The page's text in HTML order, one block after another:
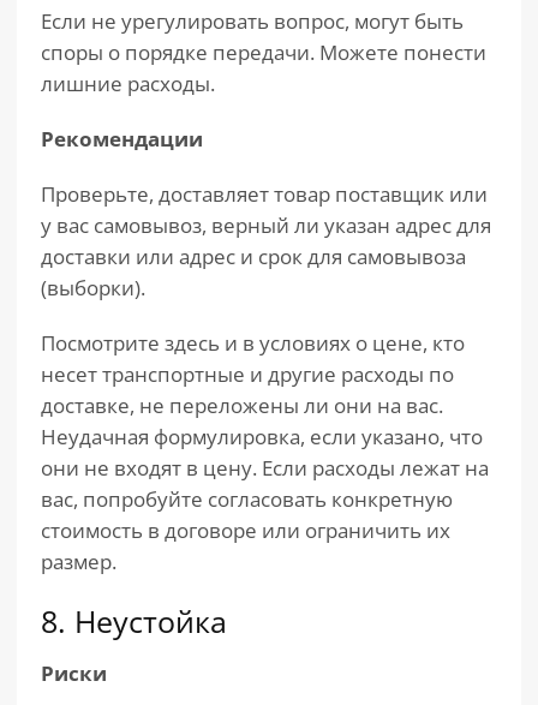
Если не урегулировать вопрос, могут быть
споры о порядке передачи. Можете понести
лишние расходы.
Рекомендации
Проверьте, доставляет товар поставщик или
у вас самовывоз, верный ли указан адрес для
доставки или адрес и срок для самовывоза
(выборки).
Посмотрите здесь и в условиях о цене, кто
несет транспортные и другие расходы по
доставке, не переложены ли они на вас.
Неудачная формулировка, если указано, что
они не входят в цену. Если расходы лежат на
вас, попробуйте согласовать конкретную
стоимость в договоре или ограничить их
размер.
8. Неустойка
Риски